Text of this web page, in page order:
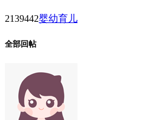
2139442婴幼育儿
全部回帖